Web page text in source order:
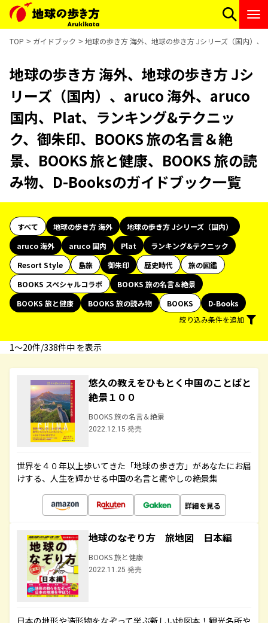
TOP ガイドブック 地球の歩き方 海外、地球の歩き方 Jシリーズ（国内）
地球の歩き方 海外、地球の歩き方 Jシ
リーズ（国内）、aruco 海外、aruco
国内、Plat、ランキング&テクニッ
ク、御朱印、BOOKS 旅の名言＆絶
景、BOOKS 旅と健康、BOOKS 旅の読
み物、D-Booksのガイドブック一覧
すべて 地球の歩き方 海外
地球の歩き方 Jシリーズ（国内）
aruco 海外
aruco 国内 Plat
ランキング&テクニック
Resort Style
島旅 御朱印 歴史時代
旅の図鑑
BOOKS スペシャルコラボ
BOOKS 旅の名言＆絶景
BOOKS 旅と健康
BOOKS 旅の読み物 BOOKS
D-Books
絞り込み条件を追加
1〜20件/338件中 を表示
悠久の教えをひもとく中国のことばと
絶景１００
BOOKS 旅の名言＆絶景
2022.12.15 発売
世界を４０年以上歩いてきた「地球の歩き方」があなたにお届
けする、人生を輝かせる中国の名言と癒やしの絶景集
詳細を見る
地球のなぞり方 旅地図 日本編
BOOKS 旅と健康
2022.11.25 発売
日本の地形や造形物をなぞって学ぶ新しい地図本！観光名所や